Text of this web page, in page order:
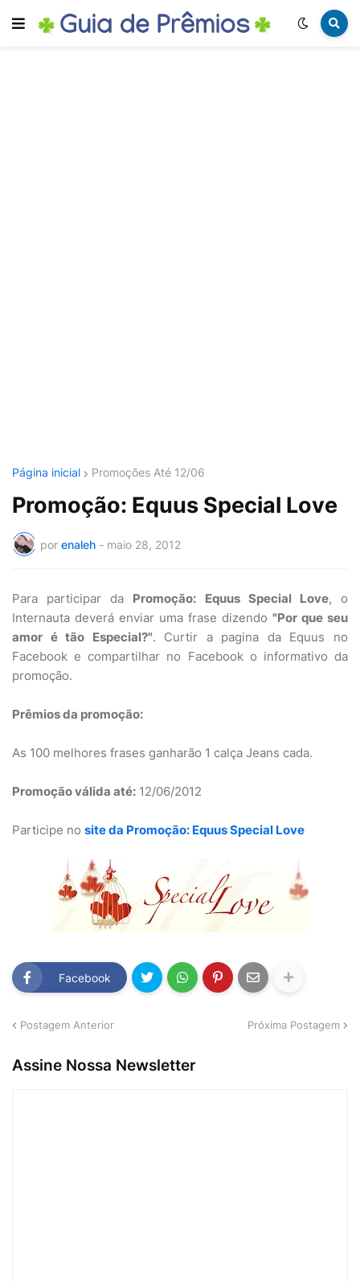
Página inicial Promoções Até 12/06
Promoção: Equus Special Love
por enaleh - maio 28, 2012
Para participar da Promoção: Equus Special Love, o
Internauta deverá enviar uma frase dizendo "Por que seu
amor é tão Especial?". Curtir a pagina da Equus no
Facebook e compartilhar no Facebook o informativo da
promoção.
Prêmios da promoção:
As 100 melhores frases ganharão 1 calça Jeans cada.
Promoção válida até: 12/06/2012
Participe no site da Promoção: Equus Special Love
Facebook
Postagem Anterior Próxima Postagem
Assine Nossa Newsletter